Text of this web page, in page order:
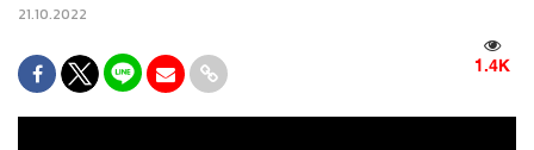
21.10.2022
1.4K